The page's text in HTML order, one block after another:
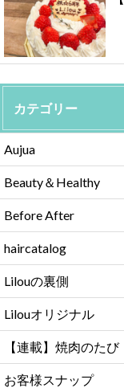
カテゴリー
Aujua
Beauty＆Healthy
Before After
haircatalog
Lilouの裏側
Lilouオリジナル
【連載】焼肉のたび
お客様スナップ